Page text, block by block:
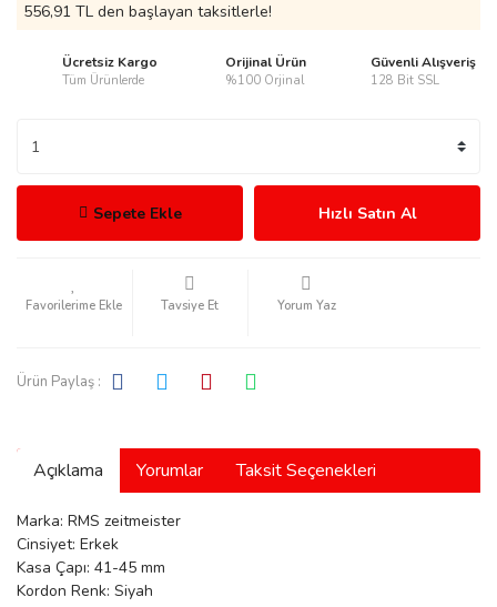
Manoir
556,91 TL den başlayan taksitlerle!
Ücretsiz Kargo
Tüm Ürünlerde
Orijinal Ürün
%100 Orjinal
Güvenli Alışveriş
128 Bit SSL
Sepete Ekle Hızlı Satın Al
Tavsiye Et Yorum Yaz
Ürün Paylaş :
Açıklama Yorumlar Taksit Seçenekleri
Marka: RMS zeitmeister
Cinsiyet: Erkek
Kasa Çapı: 41-45 mm
Kordon Renk: Siyah